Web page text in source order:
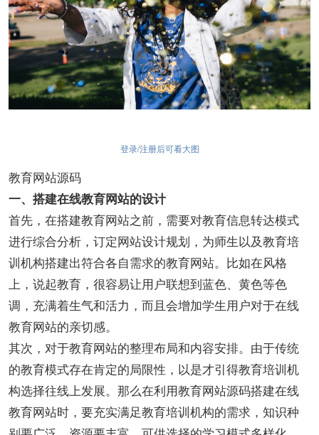
登录/注册后可看大图
教育网站源码
一、搭建在线教育网站的设计
首先，在搭建教育网站之前，需要对教育信息转达模式
进行综合分析，订定网站设计规划，为师生以及教育培
训机构搭建出符合各自需求的教育网站。比如在风格
上，说起教育，很容易让用户联想到蓝色、黄色等色
调，充满着生气和活力，而且会增加学生用户对于在线
教育网站的亲切感。
其次，对于教育网站的整理布局和内容安排。由于传统
的教育模式存在肯定的局限性，以是才引得教育培训机
构选择往线上发展。那么在利用教育网站源码搭建在线
教育网站时，要充实满足教育培训机构的需求，知识种